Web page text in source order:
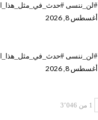
#لن_ننسى
أغسطس 8, 2026
#لن_ننسى
أغسطس 8, 2026
1 من 3٬046